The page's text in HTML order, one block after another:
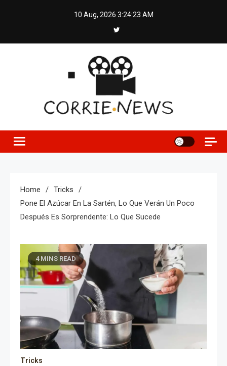
10 Aug, 2026 3:24:24 AM
Home
Tricks
Pone El Azúcar En La Sartén, Lo Que Verán Un Poco
Después Es Sorprendente: Lo Que Sucede
4 MINS READ
Tricks